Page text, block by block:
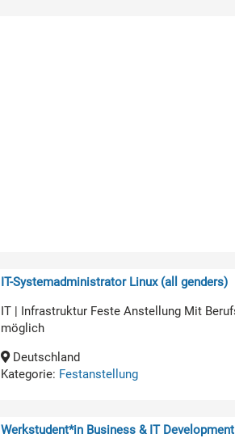
IT-Systemadministrator Linux (all genders)
IT | Infrastruktur Feste Anstellung Mit
möglich
Deutschland
Kategorie: Festanstellung
Werkstudent*in Business & IT Development